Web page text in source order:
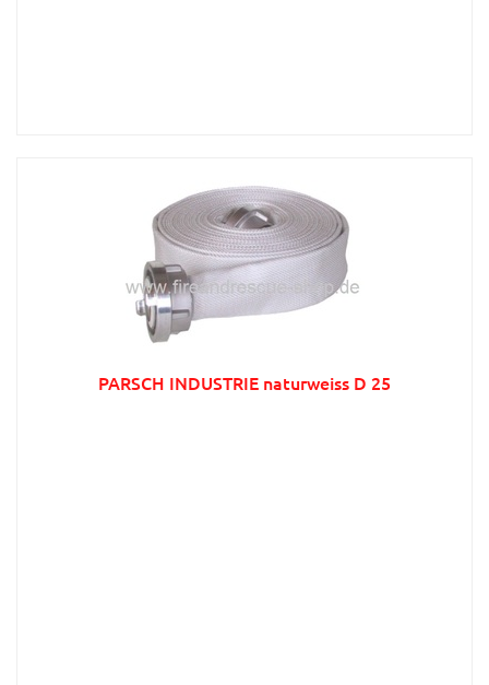
PARSCH INDUSTRIE naturweiss D 25